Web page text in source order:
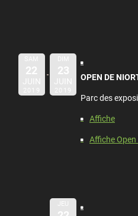
SAM
22
JUIN
2019
DIM
23
JUIN
2019
OPEN DE
Parc des
Affiche
Affiche Open
JEU